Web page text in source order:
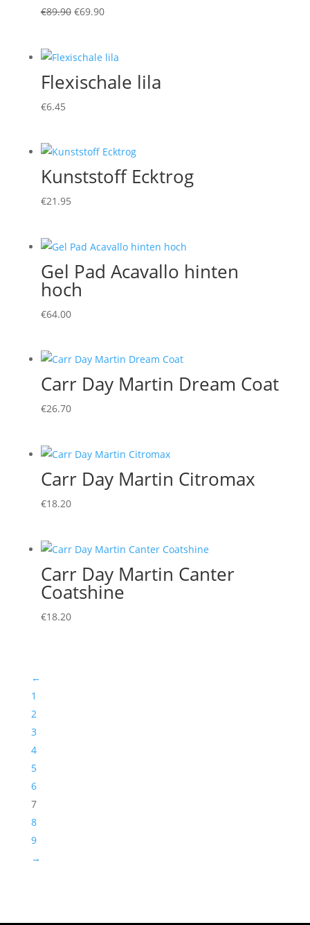
€89.90 Ursprünglicher
€89.90
€69.90Aktueller
€69.90.
Flexischale lila
€6.45
Kunststoff Ecktrog
€21.95
Gel Pad Acavallo hinten
hoch
€64.00
Carr Day Martin Dream Coat
€26.70
Carr Day Martin Citromax
€18.20
Carr Day Martin Canter
Coatshine
€18.20
←
1
2
3
4
5
6
7
8
9
→